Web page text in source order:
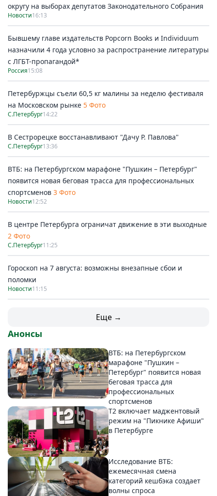
округу на выборах депутатов Законодательного Собрания
Новости16:13
Бывшему главе издательств Popcorn Books и Individuum
назначили 4 года условно за распространение литературы
с ЛГБТ-пропагандой*
Россия15:08
Петербуржцы съели 60,5 кг малины за неделю фестиваля
на Московском рынке 5 Фото
С.Петербург14:22
В Сестрорецке восстанавливают "Дачу Р. Павлова"
С.Петербург13:36
ВТБ: на Петербургском марафоне "Пушкин – Петербург"
появится новая беговая трасса для профессиональных
спортсменов 3 Фото
Новости12:52
В центре Петербурга ограничат движение в эти выходные
2 Фото
С.Петербург11:25
Гороскоп на 7 августа: возможны внезапные сбои и
поломки
Новости11:15
Еще →
Анонсы
ВТБ: на Петербургском
марафоне "Пушкин –
Петербург" появится новая
беговая трасса для
профессиональных
спортсменов
Т2 включает маджентовый
режим на "Пикнике Афиши"
в Петербурге
Исследование ВТБ:
ежемесячная смена
категорий кешбэка создает
волны спроса